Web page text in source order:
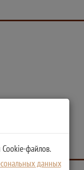
файлов.
данных